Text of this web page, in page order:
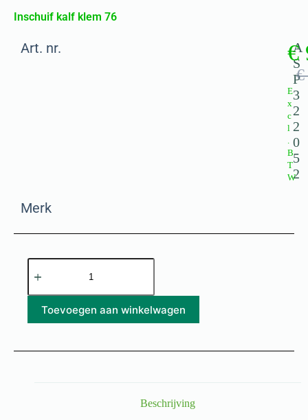
Inschuif kalf klem 76
Art. nr.
A
S
P
3
2
2
0
5
2
€
€
E
x
c
l
.
B
T
W
Merk
Toevoegen aan winkelwagen
Beschrijving